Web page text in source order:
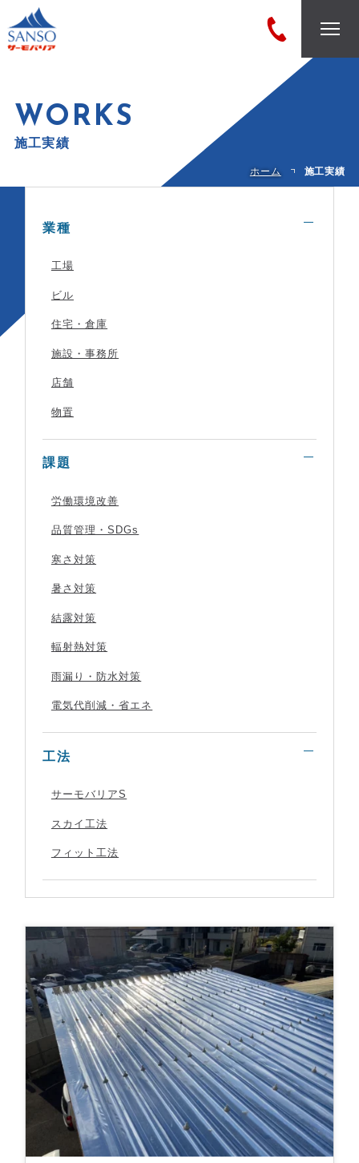
商品紹介
お役立ちブログ
施工実績
会社概要
WORKS
施工実績
ホーム 施工実績
業種
工場
ビル
住宅・倉庫
施設・事務所
店舗
物置
課題
労働環境改善
品質管理・SDGs
寒さ対策
暑さ対策
結露対策
輻射熱対策
雨漏り・防水対策
電気代削減・省エネ
工法
サーモバリアS
スカイ工法
フィット工法